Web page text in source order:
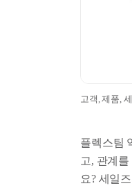
고객, 제품,
플렉스팀
고, 관계
요? 세일